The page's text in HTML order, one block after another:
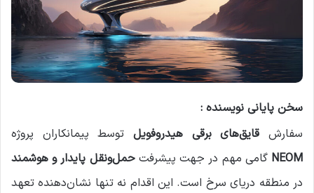
سخن پایانی نویسنده :
سفارش قایق‌های برقی هیدروفویل توسط پیمانکاران پروژه
NEOM گامی مهم در جهت پیشرفتحمل‌ونقل پایدار و هوشمند
در منطقه دریای سرخ است. این اقدام نه تنها نشان‌دهنده تعهد